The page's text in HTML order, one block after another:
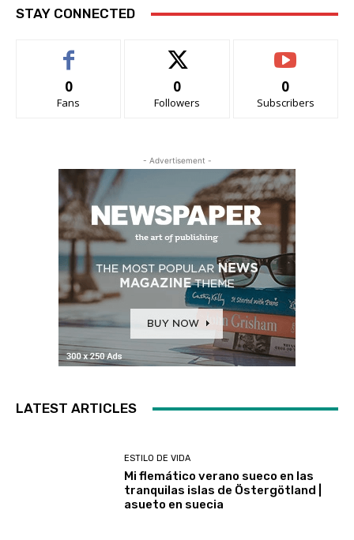
STAY CONNECTED
0
Fans
0
Followers
0
Subscribers
- Advertisement -
LATEST ARTICLES
ESTILO DE VIDA
Mi flemático verano sueco en las
tranquilas islas de Östergötland |
asueto en suecia